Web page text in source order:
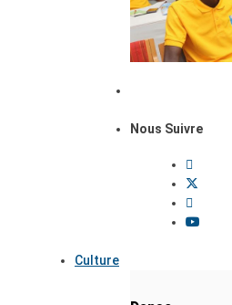
Nous Suivre
Culture